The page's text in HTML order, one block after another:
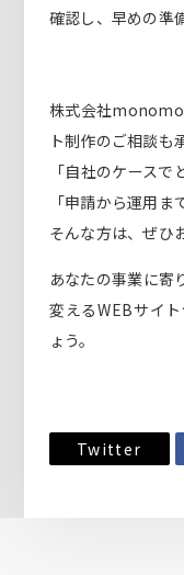
確認し、早めの準
株式会社
ト制作のご相談も
「自社のケース
「申請から運用ま
そんな方は、ぜひ
あなたの事業に寄
変えるWEBサイ
ょう。
Twitter